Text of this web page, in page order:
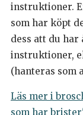
instruktioner.
som har köpt
dess att du
instruktioner,
(hanteras som
Läs mer i
som har